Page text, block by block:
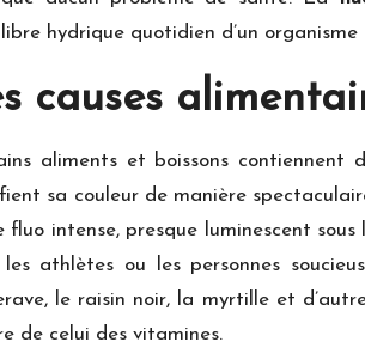
hydrique quotidien d’un
causes
aliments et boissons contiennent
sa couleur de manière
fluo intense, presque luminescent
les athlètes ou les personnes
le raisin noir, la myrtille et
de celui des vitamines.